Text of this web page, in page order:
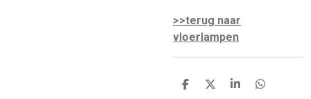
>>terug naar
vloerlampen
D
D
S
D